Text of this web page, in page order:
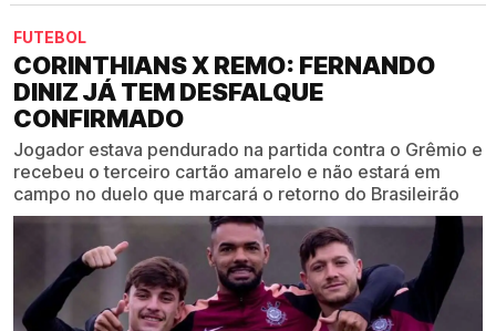
FUTEBOL
CORINTHIANS X REMO: FERNANDO
DINIZ JÁ TEM DESFALQUE
CONFIRMADO
Jogador estava pendurado na partida contra o Grêmio e
recebeu o terceiro cartão amarelo e não estará em
campo no duelo que marcará o retorno do Brasileirão